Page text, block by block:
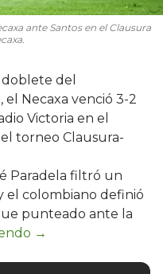
ante Santos en el Clausura
del
Necaxa venció 3-2
Victoria en el
torneo Clausura-
Paradela filtró un
el colombiano definió
punteado ante la